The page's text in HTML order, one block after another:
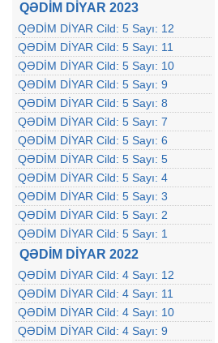
QƏDİM DİYAR 2023
QƏDİM DİYAR Cild: 5 Sayı: 12
QƏDİM DİYAR Cild: 5 Sayı: 11
QƏDİM DİYAR Cild: 5 Sayı: 10
QƏDİM DİYAR Cild: 5 Sayı: 9
QƏDİM DİYAR Cild: 5 Sayı: 8
QƏDİM DİYAR Cild: 5 Sayı: 7
QƏDİM DİYAR Cild: 5 Sayı: 6
QƏDİM DİYAR Cild: 5 Sayı: 5
QƏDİM DİYAR Cild: 5 Sayı: 4
QƏDİM DİYAR Cild: 5 Sayı: 3
QƏDİM DİYAR Cild: 5 Sayı: 2
QƏDİM DİYAR Cild: 5 Sayı: 1
QƏDİM DİYAR 2022
QƏDİM DİYAR Cild: 4 Sayı: 12
QƏDİM DİYAR Cild: 4 Sayı: 11
QƏDİM DİYAR Cild: 4 Sayı: 10
QƏDİM DİYAR Cild: 4 Sayı: 9